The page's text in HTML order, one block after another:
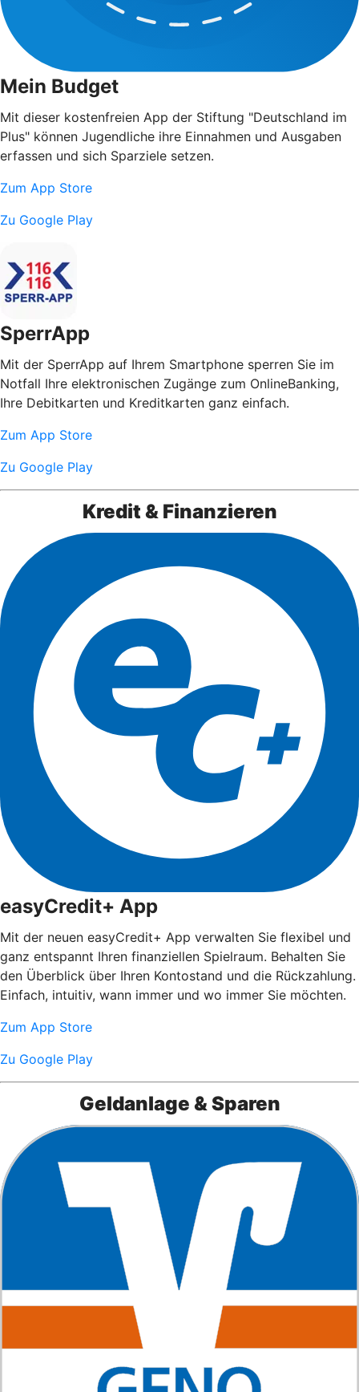
Mein Budget
Mit dieser kostenfreien App der Stiftung "Deutschland im
Plus" können Jugendliche ihre Einnahmen und Ausgaben
erfassen und sich Sparziele setzen.
Zum App Store
Zu Google Play
SperrApp
Mit der SperrApp auf Ihrem Smartphone sperren Sie im
Notfall Ihre elektronischen Zugänge zum OnlineBanking,
Ihre Debitkarten und Kreditkarten ganz einfach.
Zum App Store
Zu Google Play
Kredit & Finanzieren
easyCredit+ App
Mit der neuen easyCredit+ App verwalten Sie flexibel und
ganz entspannt Ihren finanziellen Spielraum. Behalten Sie
den Überblick über Ihren Kontostand und die Rückzahlung.
Einfach, intuitiv, wann immer und wo immer Sie möchten.
Zum App Store
Zu Google Play
Geldanlage & Sparen